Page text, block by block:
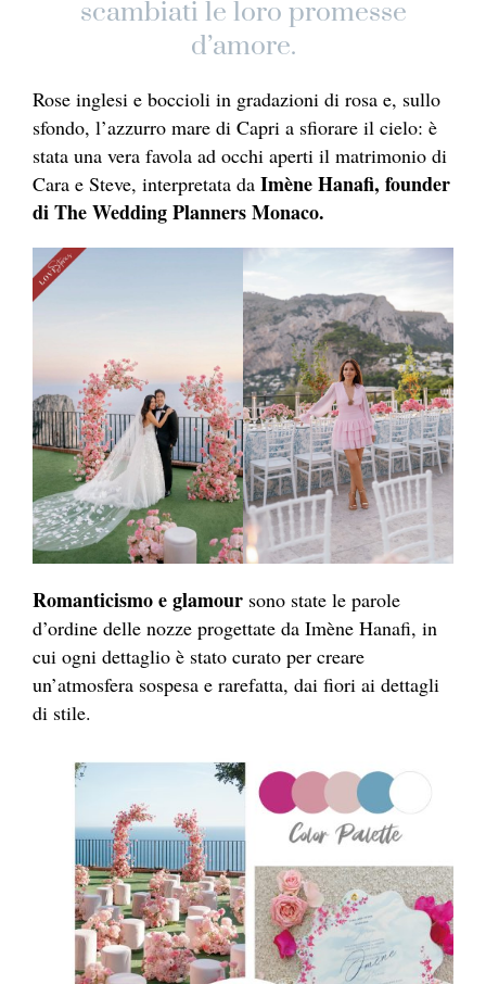
scambiati le loro promesse
d’amore.
Rose inglesi e boccioli in gradazioni di rosa e, sullo
sfondo, l’azzurro mare di Capri a sfiorare il cielo: è
stata una vera favola ad occhi aperti il matrimonio di
Cara e Steve, interpretata da Imène Hanafi, founder
di The Wedding Planners Monaco.
Romanticismo e glamour sono state le parole
d’ordine delle nozze progettate da Imène Hanafi, in
cui ogni dettaglio è stato curato per creare
un’atmosfera sospesa e rarefatta, dai fiori ai dettagli
di stile.